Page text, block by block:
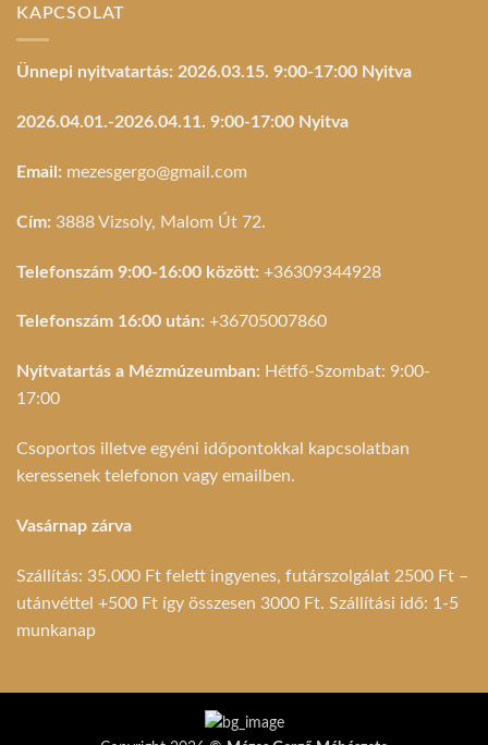
KAPCSOLAT
Ünnepi nyitvatartás: 2026.03.15. 9:00-17:00 Nyitva
2026.04.01.-2026.04.11. 9:00-17:00 Nyitva
Email: mezesgergo@gmail.com
Cím: 3888 Vizsoly, Malom Út 72.
Telefonszám 9:00-16:00 között: +36309344928
Telefonszám 16:00 után: +36705007860
Nyitvatartás a Mézmúzeumban: Hétfő-Szombat: 9:00-
17:00
Csoportos illetve egyéni időpontokkal kapcsolatban
keressenek telefonon vagy emailben.
Vasárnap zárva
Szállítás: 35.000 Ft felett ingyenes, futárszolgálat 2500 Ft –
utánvéttel +500 Ft így összesen 3000 Ft. Szállítási idő: 1-5
munkanap